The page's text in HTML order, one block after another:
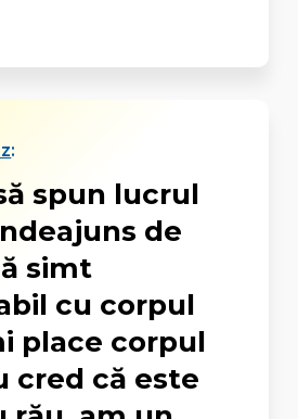
:
spun lucrul
de
simt
cu corpul
place corpul
cred că este